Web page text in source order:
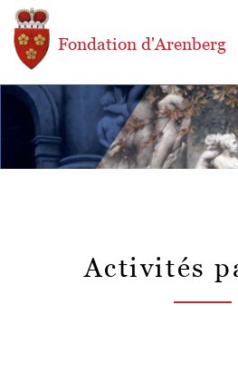
Aller au contenu principal
Fondation d'Arenberg
Activités